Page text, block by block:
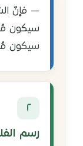
— فإنّ
سيكون
سيكون
٢
رسم